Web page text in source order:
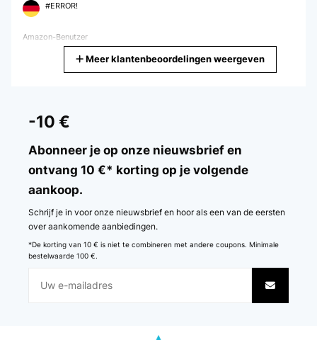
#ERROR!
Amazon-Benutzer
faire.
Utilisateur d'Amazon
Vertaal
12/12/2024
investissement si on fait comme moi des déjeuner faciles et réussis
Meer klantenbeoordelingen weergeven
-10 €
Abonneer je op onze nieuwsbrief en
ontvang 10 €* korting op je volgende
aankoop.
Schrijf je in voor onze nieuwsbrief en hoor als een van de eersten
over aankomende aanbiedingen.
*De korting van 10 € is niet te combineren met andere coupons. Minimale
bestelwaarde 100 €.